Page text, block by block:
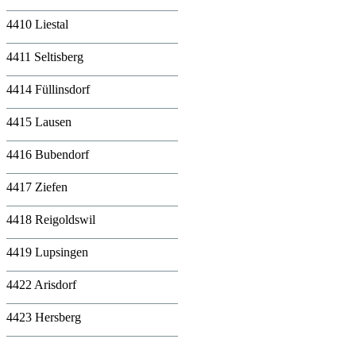
4410 Liestal
4411 Seltisberg
4414 Füllinsdorf
4415 Lausen
4416 Bubendorf
4417 Ziefen
4418 Reigoldswil
4419 Lupsingen
4422 Arisdorf
4423 Hersberg